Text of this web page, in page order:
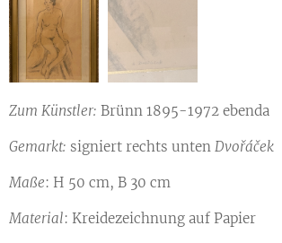
Zum Künstler: Brünn 1895-1972 ebenda
Gemarkt: signiert rechts unten Dvořáček
Maße: H 50 cm, B 30 cm
Material: Kreidezeichnung auf Papier